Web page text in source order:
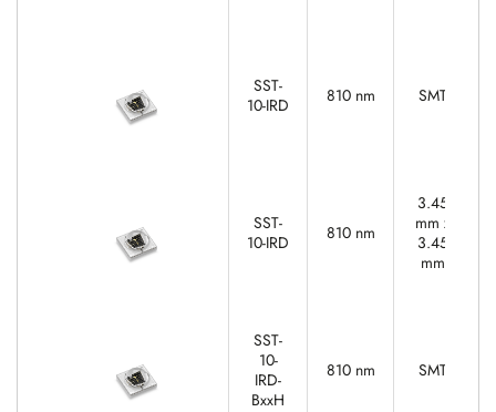
SST-
10-IRD
810 nm SMT
SST-
10-IRD
810 nm
3.45
mm x
3.45
mm
SST-
10-
IRD-
BxxH
810 nm SMT